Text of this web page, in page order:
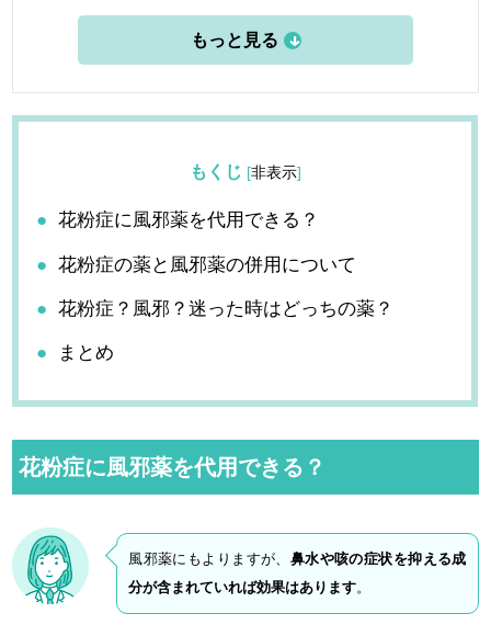
世の中への情報提供・教育に着目し、活動を広げている。
もくじ [非表示]
花粉症に風邪薬を代用できる？
花粉症の薬と風邪薬の併用について
花粉症？風邪？迷った時はどっちの薬？
まとめ
花粉症に風邪薬を代用できる？
風邪薬にもよりますが、 鼻水や咳の症状を抑える成
分が含まれていれば効果はあります。